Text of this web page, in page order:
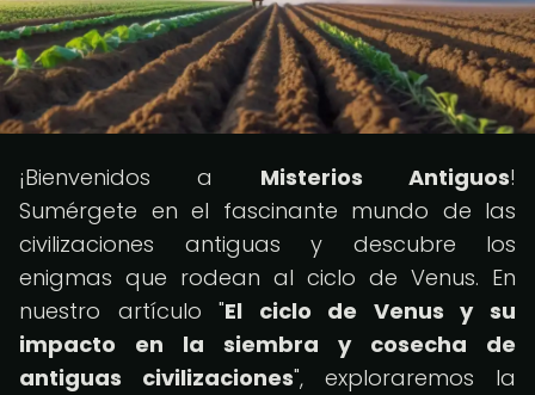
¡Bienvenidos a Misterios Antiguos!
Sumérgete en el fascinante mundo de las
civilizaciones antiguas y descubre los
enigmas que rodean al ciclo de Venus. En
nuestro artículo "El ciclo de Venus y su
impacto en la siembra y cosecha de
antiguas civilizaciones", exploraremos la